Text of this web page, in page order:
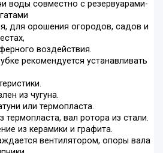
воды совместно с резервуарами-
для орошения огородов, садов и
воздействия.
рекомендуется устанавливать
из чугуна.
или термопласта.
вал ротора из стали.
из керамики и графита.
вентилятором, опоры вала